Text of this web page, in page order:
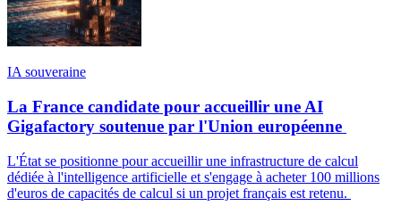
IA souveraine
La France candidate pour accueillir une AI
Gigafactory soutenue par l'Union européenne
L'État se positionne pour accueillir une infrastructure de calcul
dédiée à l'intelligence artificielle et s'engage à acheter 100 millions
d'euros de capacités de calcul si un projet français est retenu.